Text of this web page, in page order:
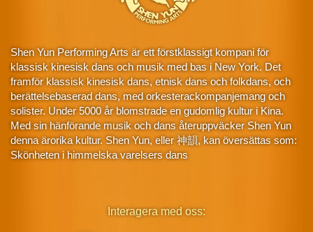
Shen Yun Performing Arts är ett förstklassigt kompani för
klassisk kinesisk dans och musik med bas i New York. Det
framför klassisk kinesisk dans, etnisk dans och folkdans, och
berättelsebaserad dans, med orkesterackompanjemang och
solister. Under 5000 år blomstrade en gudomlig kultur i Kina.
Med sin hänförande musik och dans återuppväcker Shen Yun
denna ärorika kultur. Shen Yun, eller 神韻, kan översättas som:
Skönheten i himmelska varelsers dans
Interagera med oss: